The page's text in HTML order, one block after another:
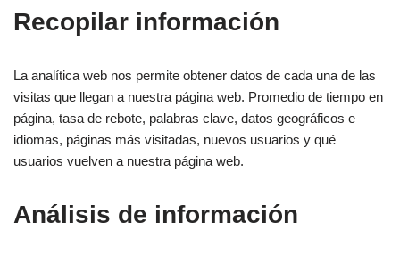
Recopilar información
La analítica web nos permite obtener datos de cada una de las
visitas que llegan a nuestra página web. Promedio de tiempo en
página, tasa de rebote, palabras clave, datos geográficos e
idiomas, páginas más visitadas, nuevos usuarios y qué
usuarios vuelven a nuestra página web.
Análisis de información